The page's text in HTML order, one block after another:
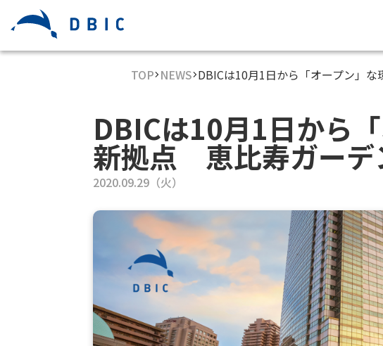
TOP NEWS DBICは10月1日から「オープン」
DBICは10月1日から
新拠点 恵比寿ガーデ
2020.09.29（火）